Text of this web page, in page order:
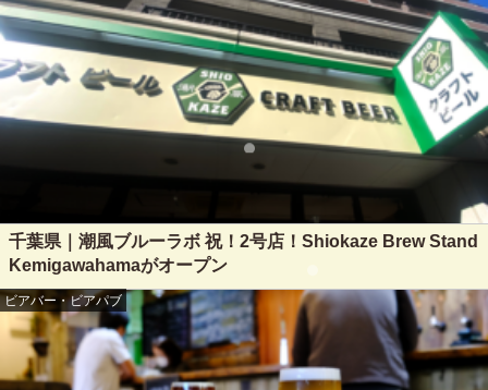
千葉県｜潮風ブルーラボ 祝！2号店！Shiokaze Brew Stand
Kemigawahamaがオープン
ビアバー・ビアパブ